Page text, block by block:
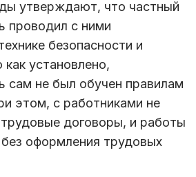
утверждают, что частный
проводил с ними
безопасности и
установлено,
сам не был обучен правилам
этом, с работниками не
договоры, и работы
оформления трудовых